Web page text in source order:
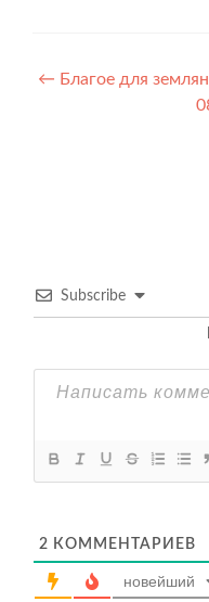
Навигация
← Благое для
Subscribe
2 КОММЕНТАРИЕВ
новейший